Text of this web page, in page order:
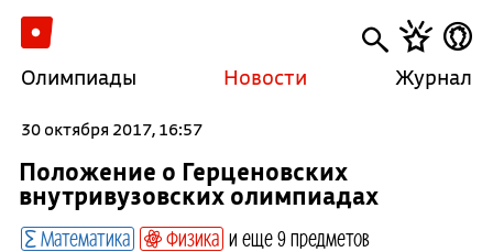
Олимпиады Новости Журнал
30 октября 2017, 16:57
Положение о Герценовских
внутривузовских олимпиадах
Математика Физика и еще 9 предметов